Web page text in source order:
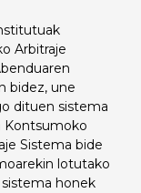
Arbitraje
bidez, une
dituen sistema
Kontsumoko
Sistema bide
lotutako
honek